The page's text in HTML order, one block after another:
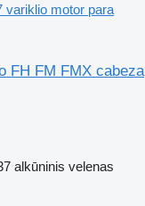
variklio motor para
FH FM FMX cabeza
alkūninis velenas